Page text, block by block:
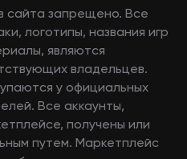
сайта запрещено. Все
логотипы, названия игр
являются
владельцев.
у официальных
Все аккаунты,
получены или
путем. Маркетплейс